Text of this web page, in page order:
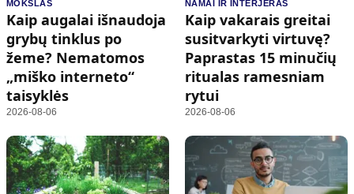
MOKSLAS
Kaip augalai išnaudoja
grybų tinklus po
žeme? Nematomos
„miško interneto“
taisyklės
2026-08-06
NAMAI IR INTERJERAS
Kaip vakarais greitai
susitvarkyti virtuvę?
Paprastas 15 minučių
ritualas ramesniam
rytui
2026-08-06